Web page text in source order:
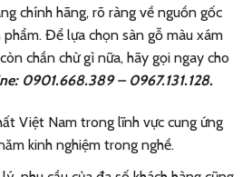
chính hãng, rõ ràng về nguồn gốc
Để lựa chọn sàn gỗ màu xám
chần chừ gì nữa, hãy gọi ngay cho
0901.668.389 – 0967.131.128.
Việt Nam trong lĩnh vực cung ứng
kinh nghiệm trong nghề.